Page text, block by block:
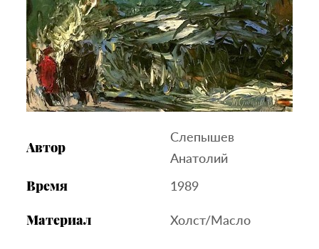
Автор
Слепышев
Анатолий
Время 1989
Материал Холст/Масло